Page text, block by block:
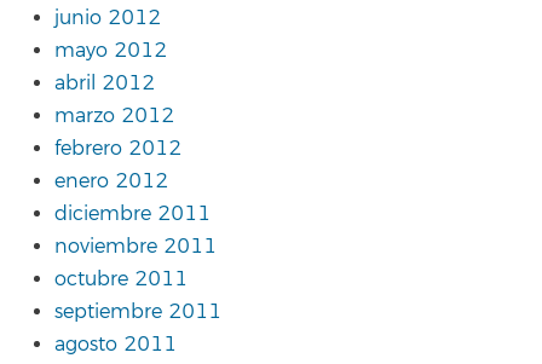
junio 2012
mayo 2012
abril 2012
marzo 2012
febrero 2012
enero 2012
diciembre 2011
noviembre 2011
octubre 2011
septiembre 2011
agosto 2011